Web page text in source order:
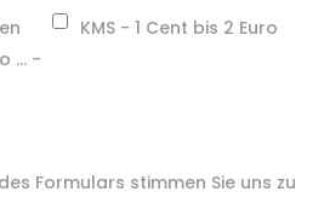
KMS - 1 Cent bis 2 Euro
... -
Formulars stimmen Sie uns zu